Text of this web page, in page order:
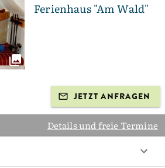
Ferienhaus "Am Wald"
JETZT ANFRAGEN
Details und freie Termine